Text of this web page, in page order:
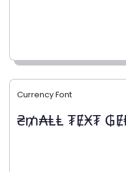
Currency Font
₴₥₳ⱠⱠ ₮ɆӾ₮